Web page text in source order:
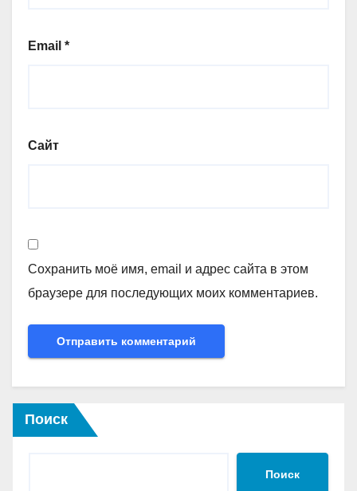
Email *
Сайт
Сохранить моё имя, email и адрес сайта в этом
браузере для последующих моих комментариев.
Поиск
Поиск